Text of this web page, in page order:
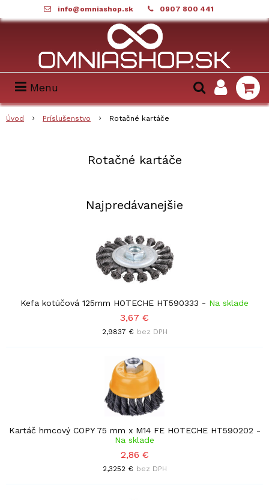
info@omniashop.sk 0907 800 441
Menu
Úvod Príslušenstvo Rotačné kartáče
Rotačné kartáče
Najpredávanejšie
Kefa kotúčová 125mm HOTECHE HT590333 - Na sklade
3,67 €
2,9837 € bez DPH
Kartáč hrncový COPY 75 mm x M14 FE HOTECHE HT590202 -
Na sklade
2,86 €
2,3252 € bez DPH